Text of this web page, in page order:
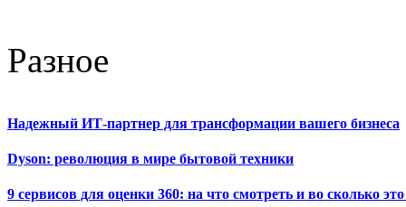
Разное
Надежный ИТ-партнер для трансформации вашего бизнеса
Dyson: революция в мире бытовой техники
9 сервисов для оценки 360: на что смотреть и во сколько это